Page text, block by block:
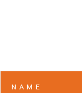
NAME